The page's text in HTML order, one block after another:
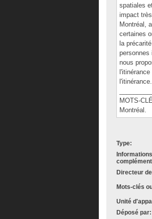
spatiales
impact
Montréal,
certaines
la
nous
l'itinérance.
MOTS-
Montréal.
Type:
Informations
Directeur
Mots-clés
Unité
Déposé par: